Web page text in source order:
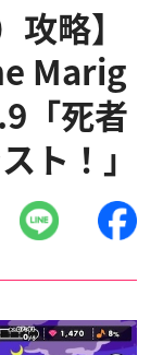
攻略】
Marig
「死者
ト！」